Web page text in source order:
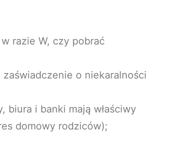
razie W, czy pobrać
o niekaralności
biura i banki mają właściwy
domowy rodziców);